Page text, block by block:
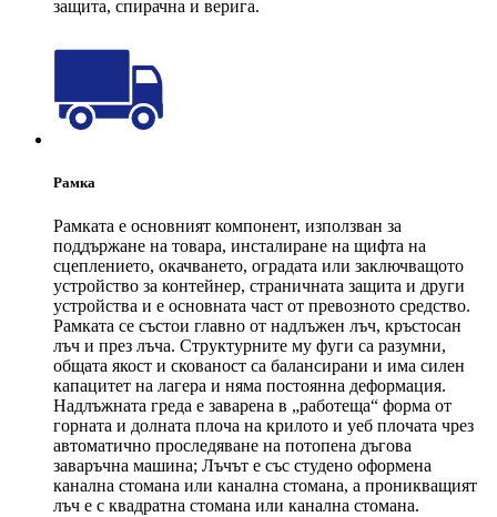
защита, спирачна и верига.
Рамка
Рамката е основният компонент, използван за
поддържане на товара, инсталиране на щифта на
сцеплението, окачването, оградата или заключващото
устройство за контейнер, страничната защита и други
устройства и е основната част от превозното средство.
Рамката се състои главно от надлъжен лъч, кръстосан
лъч и през лъча. Структурните му фуги са разумни,
общата якост и скованост са балансирани и има силен
капацитет на лагера и няма постоянна деформация.
Надлъжната греда е заварена в „работеща“ форма от
горната и долната плоча на крилото и уеб плочата чрез
автоматично проследяване на потопена дъгова
заваръчна машина; Лъчът е със студено оформена
канална стомана или канална стомана, а проникващият
лъч е с квадратна стомана или канална стомана.